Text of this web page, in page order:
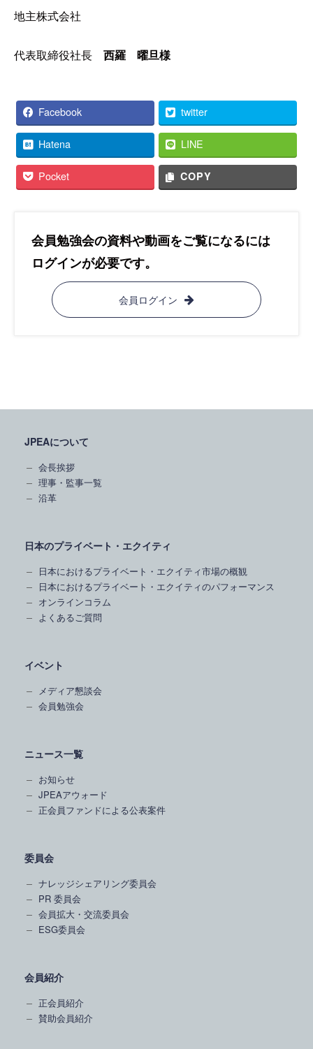
地主株式会社
代表取締役社長 西羅 曜旦様
Facebook twitter
Hatena LINE
Pocket COPY
会員勉強会の資料や動画をご覧になるには
ログインが必要です。
会員ログイン
JPEAについて
会長挨拶
理事・監事一覧
沿革
日本のプライベート・エクイティ
日本におけるプライベート・エクイティ市場の概観
日本におけるプライベート・エクイティのパフォーマンス
オンラインコラム
よくあるご質問
イベント
メディア懇談会
会員勉強会
ニュース一覧
お知らせ
JPEAアウォード
正会員ファンドによる公表案件
委員会
ナレッジシェアリング委員会
PR 委員会
会員拡大・交流委員会
ESG委員会
会員紹介
正会員紹介
賛助会員紹介